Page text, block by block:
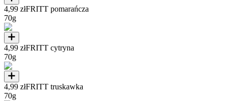
4,99 złFRITT pomarańcza
70g
4,99 złFRITT cytryna
70g
4,99 złFRITT truskawka
70g